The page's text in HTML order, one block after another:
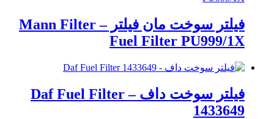
فیلتر سوخت مان فیلتر – Mann Filter
Fuel Filter PU999/1X
فیلتر سوخت داف – Daf Fuel Filter
1433649